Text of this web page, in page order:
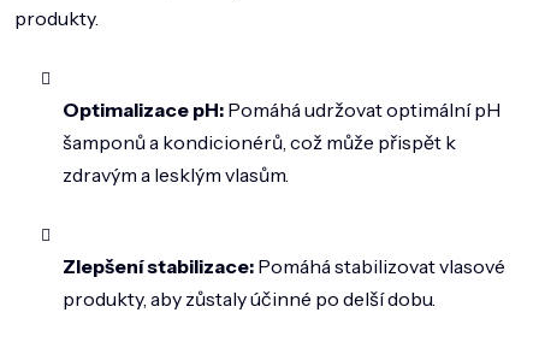
produkty.
Optimalizace pH: Pomáhá udržovat optimální pH
šamponů a kondicionérů, což může přispět k
zdravým a lesklým vlasům.
Zlepšení stabilizace: Pomáhá stabilizovat vlasové
produkty, aby zůstaly účinné po delší dobu.